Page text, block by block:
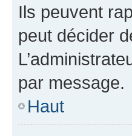
Ils peuvent
peut décider
par message.
Haut